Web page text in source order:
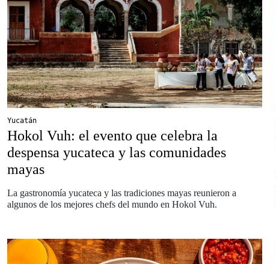
Yucatán
Hokol Vuh: el evento que celebra la
despensa yucateca y las comunidades
mayas
La gastronomía yucateca y las tradiciones mayas reunieron a
algunos de los mejores chefs del mundo en Hokol Vuh.